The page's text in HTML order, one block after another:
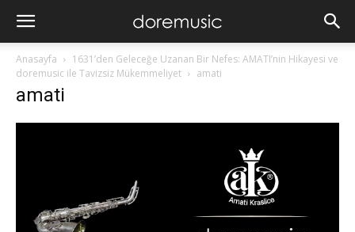
Anasayfa
1631’den Geleceğe Uzanan Bir Nefes: AMATI’nin Hikayesi ve
doremusic ile Tavizsiz Mükemmeliyet
amati
amati